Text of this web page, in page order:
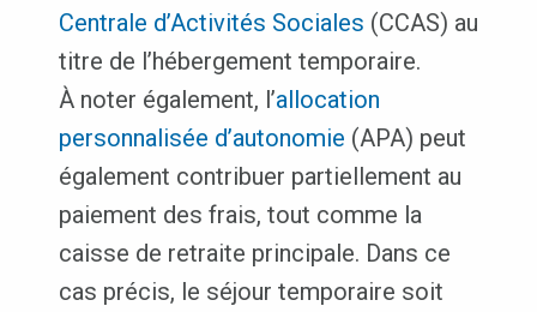
Centrale d’Activités Sociales (CCAS) au
titre de l’hébergement temporaire.
À noter également, l’allocation
personnalisée d’autonomie (APA) peut
également contribuer partiellement au
paiement des frais, tout comme la
caisse de retraite principale. Dans ce
cas précis, le séjour temporaire soit